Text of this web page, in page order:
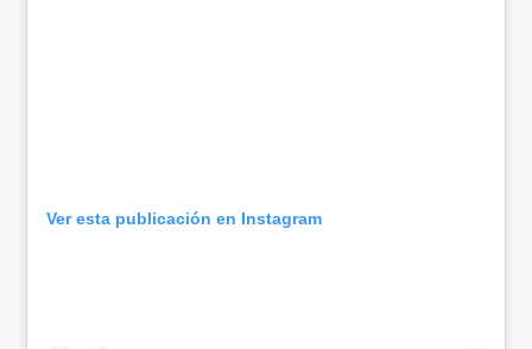
Ver esta publicación en Instagram